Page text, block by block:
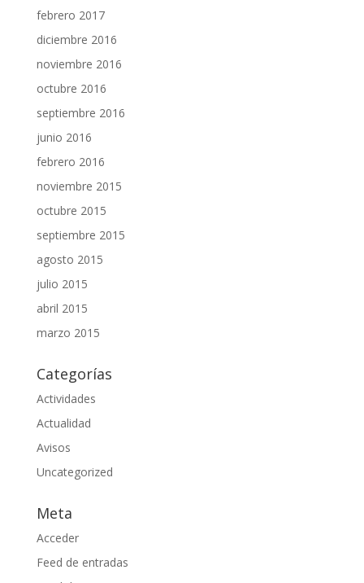
febrero 2017
diciembre 2016
noviembre 2016
octubre 2016
septiembre 2016
junio 2016
febrero 2016
noviembre 2015
octubre 2015
septiembre 2015
agosto 2015
julio 2015
abril 2015
marzo 2015
Categorías
Actividades
Actualidad
Avisos
Uncategorized
Meta
Acceder
Feed de entradas